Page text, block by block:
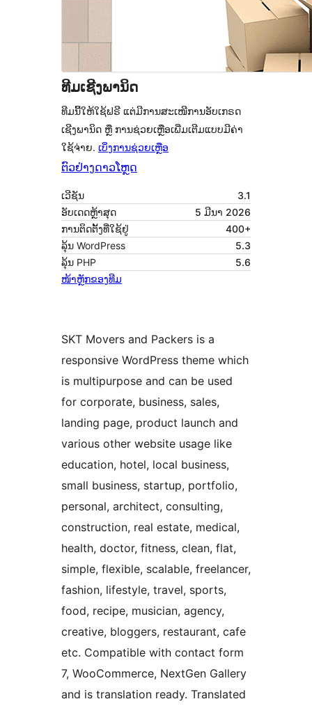
ທີມເຊີງພານິດ
ທີມນີ້ໃຫ້ໃຊ້ຟຣີ ແຕ່ມີການສະເໜີການອັບເກຣດ
ເຊີງພານິດ ຫຼື ການຊ່ວຍເຫຼືອເພີ່ມເຕີມແບບມີຄ່າ
ໃຊ້ຈ່າຍ. ເບິ່ງການຊ່ວຍເຫຼືອ
ຕົວຢ່າງດາວໂຫຼດ
ເວີຊັນ
3.1
ອັບເດດຫຼ້າສຸດ
5 ມີນາ 2026
ການຕິດຕັ້ງທີ່ໃຊ້ຢູ່
400+
ລຸ້ນ WordPress
5.3
ລຸ້ນ PHP
5.6
ໜ້າຫຼັກຂອງທີມ
SKT Movers and Packers is a
responsive WordPress theme which
is multipurpose and can be used
for corporate, business, sales,
landing page, product launch and
various other website usage like
education, hotel, local business,
small business, startup, portfolio,
personal, architect, consulting,
construction, real estate, medical,
health, doctor, fitness, clean, flat,
simple, flexible, scalable, freelancer,
fashion, lifestyle, travel, sports,
food, recipe, musician, agency,
creative, bloggers, restaurant, cafe
etc. Compatible with contact form
7, WooCommerce, NextGen Gallery
and is translation ready. Translated